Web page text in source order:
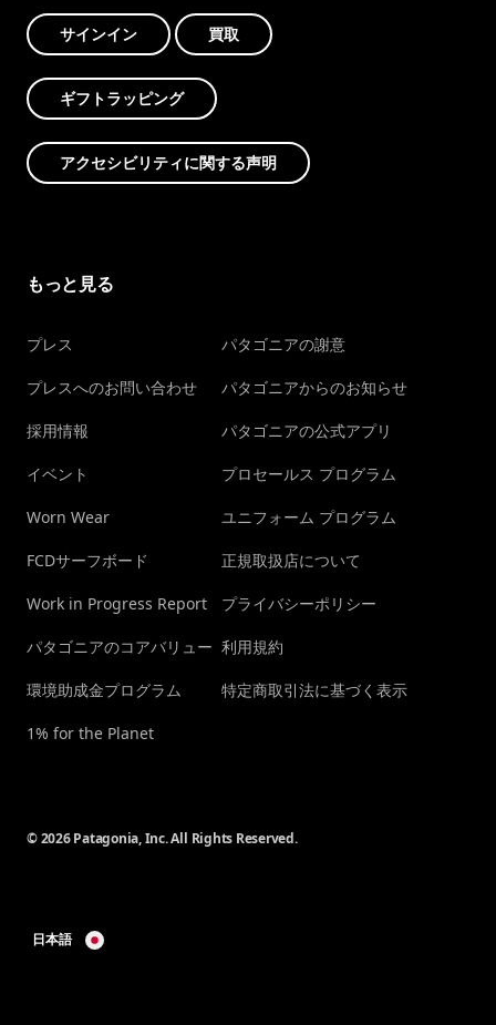
サインイン 買取
ギフトラッピング
アクセシビリティに関する声明
もっと見る
プレス
プレスへのお問い合わせ
採用情報
イベント
Worn Wear
FCDサーフボード
Work in Progress Report
パタゴニアのコアバリュー
環境助成金プログラム
1% for the Planet
パタゴニアの謝意
パタゴニアからのお知らせ
パタゴニアの公式アプリ
プロセールス プログラム
ユニフォーム プログラム
正規取扱店について
プライバシーポリシー
利用規約
特定商取引法に基づく表示
© 2026 Patagonia, Inc. All Rights Reserved.
日本語